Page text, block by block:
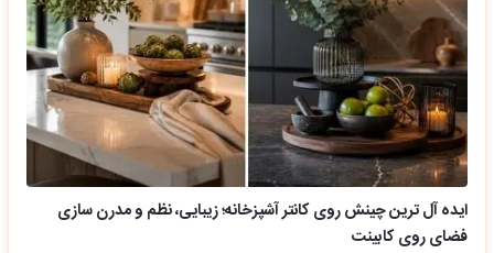
ایده آل ترین چینش روی کانتر آشپزخانه؛ زیبایی، نظم و مدرن سازی
فضای روی کابینت